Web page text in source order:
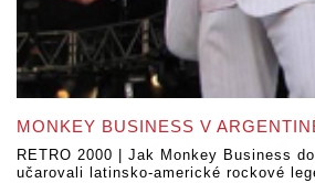
MONKEY BUSINESS V
RETRO 2000 | Jak Monkey Business
učarovali latinsko-americké rockové